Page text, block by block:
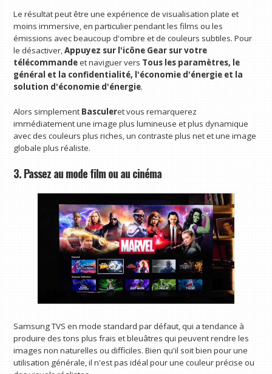
Le résultat peut être une expérience de visualisation plate et
moins immersive, en particulier pendant les films ou les
émissions avec beaucoup d'ombre et de couleurs subtiles. Pour
le désactiver,Appuyez sur l'icône Gear sur votre
télécommandeet naviguer vers Tous les paramètres, le
général et la confidentialité, l'économie d'énergie et la
solution d'économie d'énergie.
Alors simplement Basculeret vous remarquerez
immédiatement une image plus lumineuse et plus dynamique
avec des couleurs plus riches, un contraste plus net et une image
globale plus réaliste.
3. Passez au mode film ou au cinéma
Samsung TVS en mode standard par défaut, qui a tendance à
produire des tons plus frais et bleuâtres qui peuvent rendre les
images non naturelles ou difficiles. Bien qu'il soit bien pour une
utilisation générale, il n'est pas idéal pour une couleur précise ou